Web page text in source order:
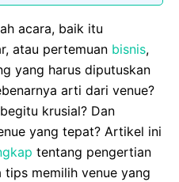
acara, baik itu
atau pertemuan bisnis,
yang harus diputuskan
arti dari venue?
krusial? Dan
yang tepat? Artikel ini
tentang pengertian
tips memilih venue yang